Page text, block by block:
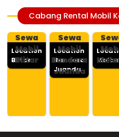
Cabang Rental Mobil
Sewa
Mobil
Blitar
Location
Blitar
Sewa
Mobil
Bandara
Juanda
Location
Bandara
Juanda